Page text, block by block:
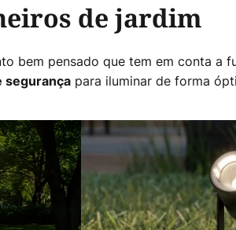
de jardim
bem pensado que tem em conta a
segurança para iluminar de forma